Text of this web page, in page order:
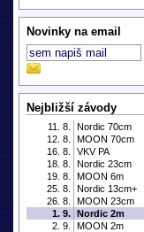
Novinky na email
Nejbližší závody
11. 8.
Nordic 70cm
12. 8.
MOON 70cm
16. 8.
VKV PA
18. 8.
Nordic 23cm
19. 8.
MOON 6m
25. 8.
Nordic 13cm+
26. 8.
MOON 23cm
1. 9. Nordic 2m
2. 9.
MOON 2m